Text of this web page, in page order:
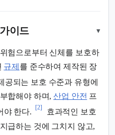
이드 ▾
험으로부터 신체를 보호하
규제 를 준수하여 제작된 장
공되는 보호 수준과 유형에
합해야 하며,산업 안전 프
야 한다.
[2]
효과적인 보호
급하는 것에 그치지 않고,